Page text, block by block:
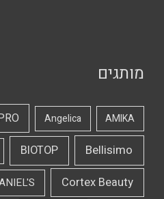
מותגים
AMIKA
Angelica
Bellisimo
BIOTOP
Cortex Beauty